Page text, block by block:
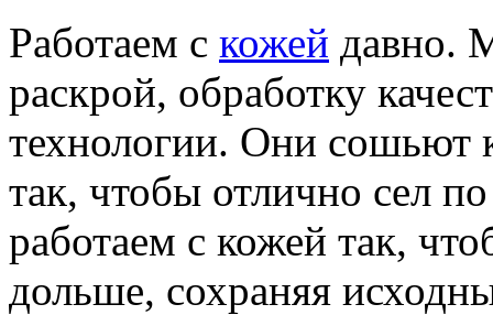
Работаем с кожей давно.
раскрой, обработку
технологии. Они сошьют
так, чтобы отлично сел
работаем с кожей так,
дольше, сохраняя